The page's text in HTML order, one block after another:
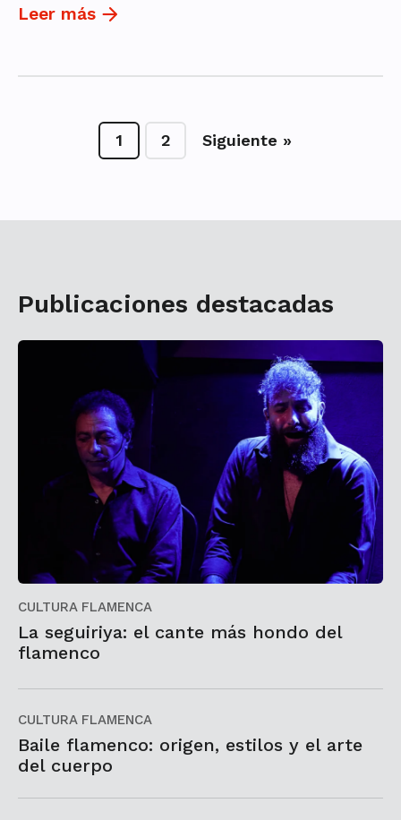
Leer más
1 2 Siguiente »
Publicaciones destacadas
CULTURA FLAMENCA
La seguiriya: el cante más hondo del
flamenco
CULTURA FLAMENCA
Baile flamenco: origen, estilos y el arte
del cuerpo